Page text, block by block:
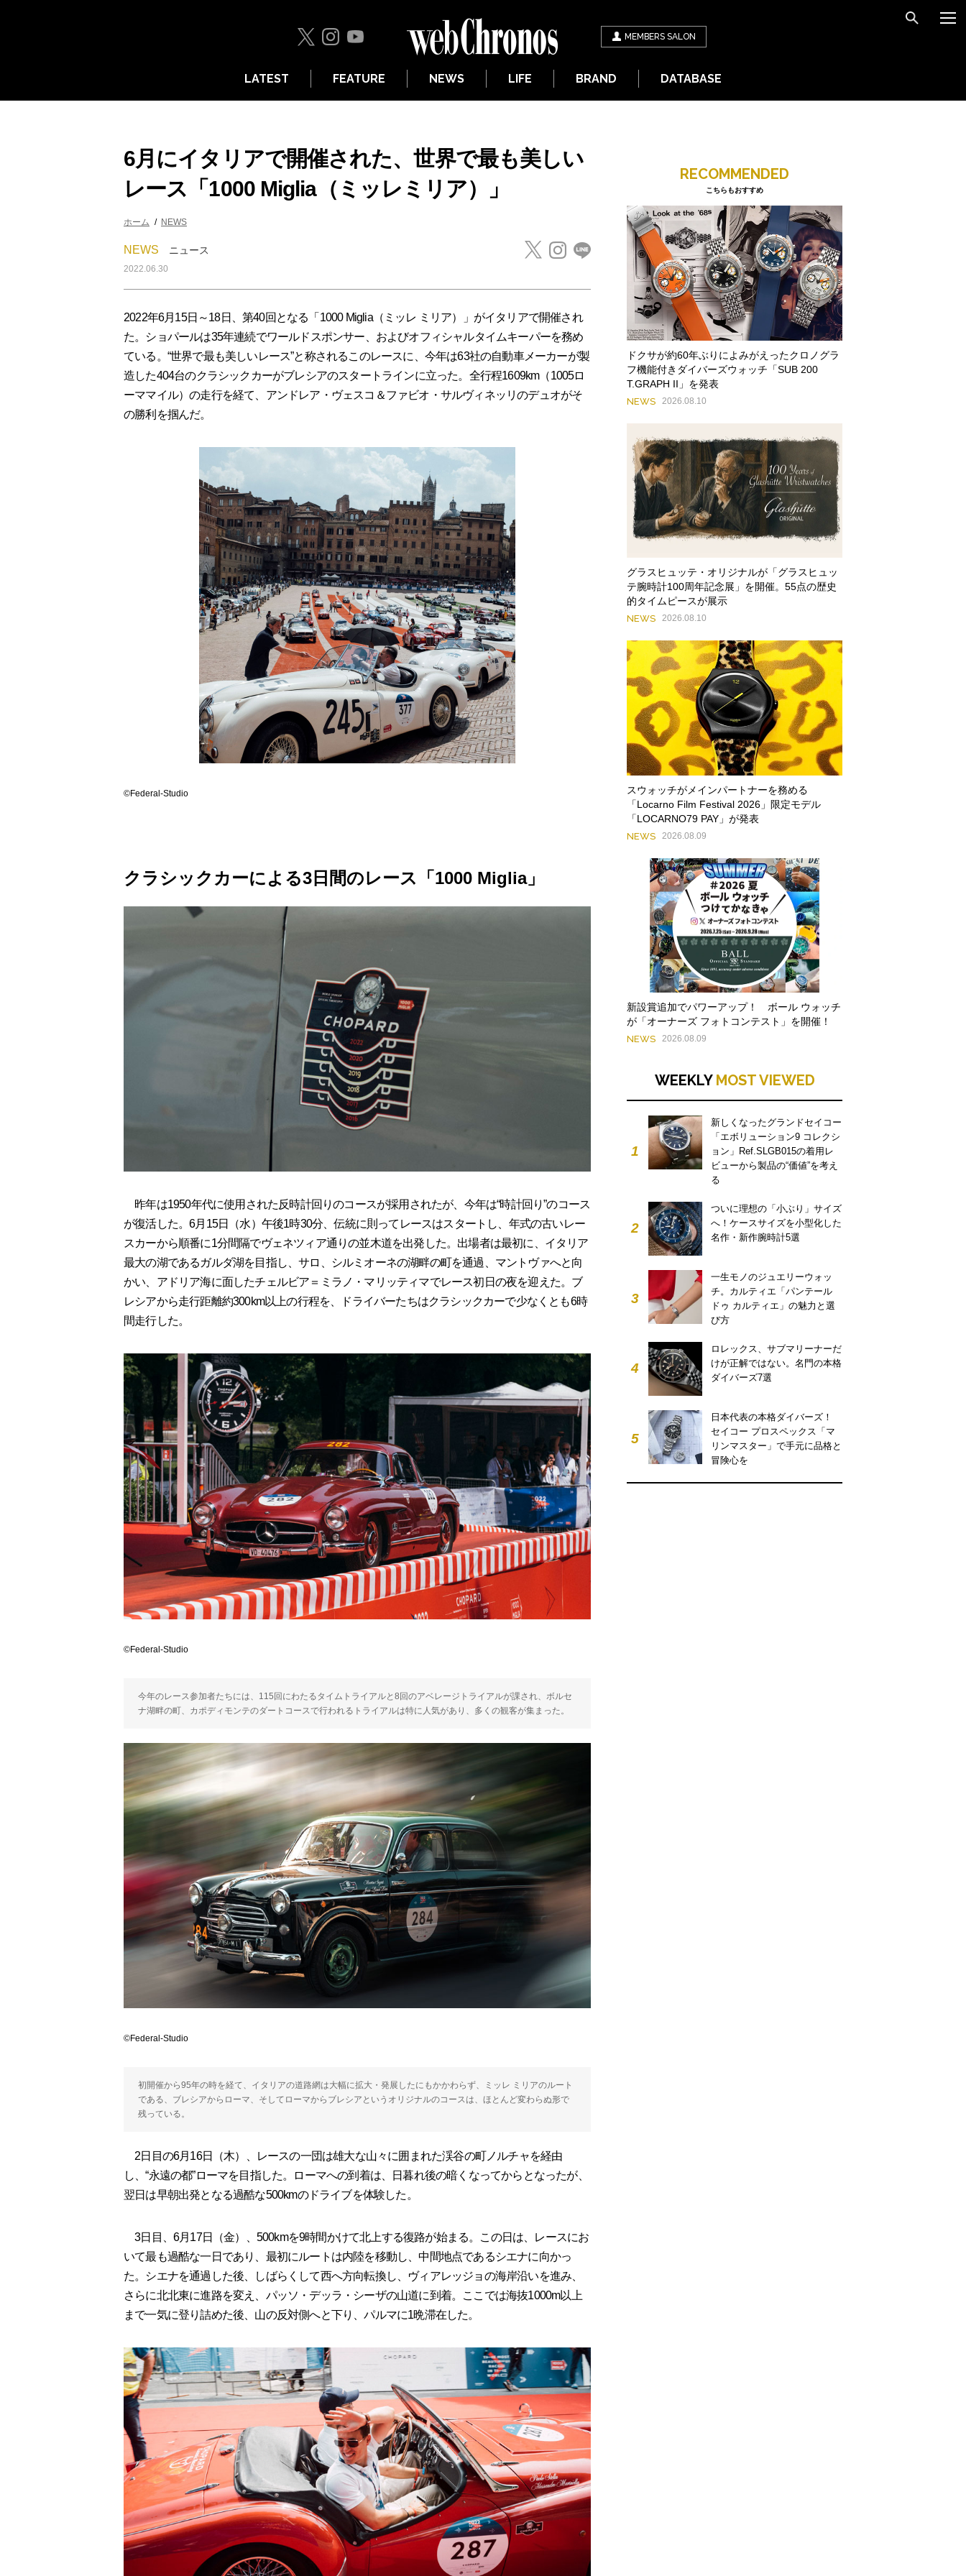
MEMBERS SALON
LATEST FEATURE NEWS LIFE BRAND DATABASE
6月にイタリアで開催された、世界で最も美しい
レース「1000 Miglia（ミッレミリア）」
ホーム NEWS
NEWS ニュース
2022.06.30
2022年6月15日～18日、第40回となる「1000 Miglia（ミッレ ミリア）」がイタリアで開催され
た。ショパールは35年連続でワールドスポンサー、およびオフィシャルタイムキーパーを務め
ている。“世界で最も美しいレース”と称されるこのレースに、今年は63社の自動車メーカーが製
造した404台のクラシックカーがブレシアのスタートラインに立った。全行程1609km（1005ロ
ーママイル）の走行を経て、アンドレア・ヴェスコ＆ファビオ・サルヴィネッリのデュオがそ
の勝利を掴んだ。
©Federal-Studio
クラシックカーによる3日間のレース「1000 Miglia」
昨年は1950年代に使用された反時計回りのコースが採用されたが、今年は“時計回り”のコース
が復活した。6月15日（水）午後1時30分、伝統に則ってレースはスタートし、年式の古いレー
スカーから順番に1分間隔でヴェネツィア通りの並木道を出発した。出場者は最初に、イタリア
最大の湖であるガルダ湖を目指し、サロ、シルミオーネの湖畔の町を通過、マントヴァへと向
かい、アドリア海に面したチェルビア＝ミラノ・マリッティマでレース初日の夜を迎えた。ブ
レシアから走行距離約300km以上の行程を、ドライバーたちはクラシックカーで少なくとも6時
間走行した。
©Federal-Studio
今年のレース参加者たちには、115回にわたるタイムトライアルと8回のアベレージトライアルが課され、ボルセ
ナ湖畔の町、カポディモンテのダートコースで行われるトライアルは特に人気があり、多くの観客が集まった。
©Federal-Studio
初開催から95年の時を経て、イタリアの道路網は大幅に拡大・発展したにもかかわらず、ミッレ ミリアのルート
である、ブレシアからローマ、そしてローマからブレシアというオリジナルのコースは、ほとんど変わらぬ形で
残っている。
2日目の6月16日（木）、レースの一団は雄大な山々に囲まれた渓谷の町ノルチャを経由
し、“永遠の都”ローマを目指した。ローマへの到着は、日暮れ後の暗くなってからとなったが、
翌日は早朝出発となる過酷な500kmのドライブを体験した。
3日目、6月17日（金）、500kmを9時間かけて北上する復路が始まる。この日は、レースにお
いて最も過酷な一日であり、最初にルートは内陸を移動し、中間地点であるシエナに向かっ
た。シエナを通過した後、しばらくして西へ方向転換し、ヴィアレッジョの海岸沿いを進み、
さらに北北東に進路を変え、パッソ・デッラ・シーザの山道に到着。ここでは海抜1000m以上
まで一気に登り詰めた後、山の反対側へと下り、パルマに1晩滞在した。
RECOMMENDED
こちらもおすすめ
ドクサが約60年ぶりによみがえったクロノグラ
フ機能付きダイバーズウォッチ「SUB 200
T.GRAPH II」を発表
NEWS 2026.08.10
グラスヒュッテ・オリジナルが「グラスヒュッ
テ腕時計100周年記念展」を開催。55点の歴史
的タイムピースが展示
NEWS 2026.08.10
スウォッチがメインパートナーを務める
「Locarno Film Festival 2026」限定モデル
「LOCARNO79 PAY」が発表
NEWS 2026.08.09
新設賞追加でパワーアップ！ ボール ウォッチ
が「オーナーズ フォトコンテスト」を開催！
NEWS 2026.08.09
WEEKLY MOST VIEWED
1
新しくなったグランドセイコー
「エボリューション9 コレクシ
ョン」Ref.SLGB015の着用レ
ビューから製品の“価値”を考え
る
2
ついに理想の「小ぶり」サイズ
へ！ケースサイズを小型化した
名作・新作腕時計5選
3
一生モノのジュエリーウォッ
チ。カルティエ「パンテール
ドゥ カルティエ」の魅力と選
び方
4
ロレックス、サブマリーナーだ
けが正解ではない。名門の本格
ダイバーズ7選
5
日本代表の本格ダイバーズ！
セイコー プロスペックス「マ
リンマスター」で手元に品格と
冒険心を